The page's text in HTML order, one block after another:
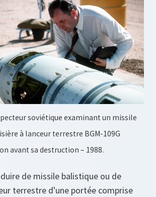
soviétique examinant un missile
à lanceur terrestre BGM-109G
avant sa destruction – 1988.
de missile balistique ou de
terrestre d'une portée comprise